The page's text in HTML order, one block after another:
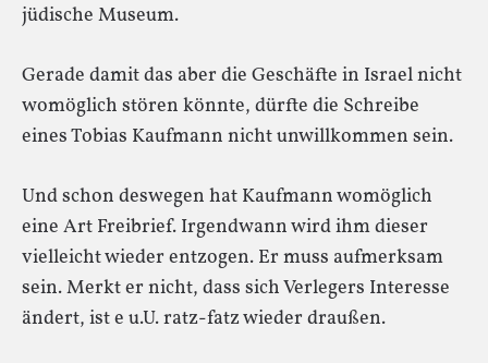
jüdische Museum.
Gerade damit das aber die Geschäfte in Israel nicht
womöglich stören könnte, dürfte die Schreibe
eines Tobias Kaufmann nicht unwillkommen sein.
Und schon deswegen hat Kaufmann womöglich
eine Art Freibrief. Irgendwann wird ihm dieser
vielleicht wieder entzogen. Er muss aufmerksam
sein. Merkt er nicht, dass sich Verlegers Interesse
ändert, ist e u.U. ratz-fatz wieder draußen.